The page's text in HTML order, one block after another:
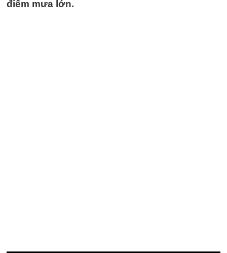
điểm mưa lớn.